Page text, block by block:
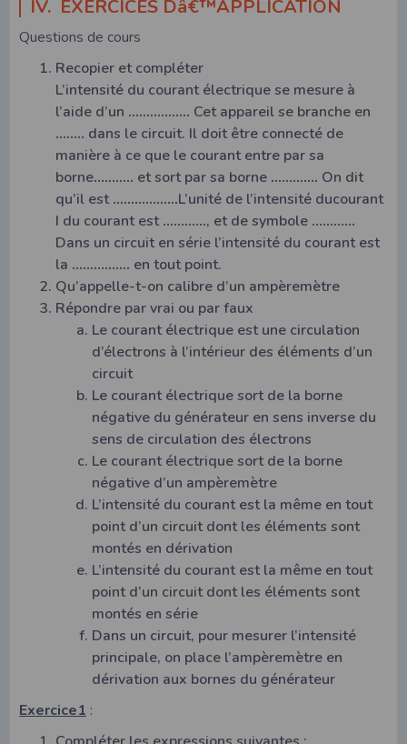
IV. EXERCICES Dâ€™APPLICATION
Questions de cours
Recopier et compléter
L’intensité du courant électrique se mesure à
l’aide d’un …………….. Cet appareil se branche en
…….. dans le circuit. Il doit être connecté de
manière à ce que le courant entre par sa
borne……….. et sort par sa borne …………. On dit
qu’il est………………L’unité de l’intensité ducourant
I du courant est…………, et de symbole …………
Dans un circuit en série l’intensité du courant est
la ……………. en tout point.
Qu’appelle-t-on calibre d’un ampèremètre
Répondre par vrai ou par faux
Le courant électrique est une circulation
d’électrons à l’intérieur des éléments d’un
circuit
Le courant électrique sort de la borne
négative du générateur en sens inverse du
sens de circulation des électrons
Le courant électrique sort de la borne
négative d’un ampèremètre
L’intensité du courant est la même en tout
point d’un circuit dont les éléments sont
montés en dérivation
L’intensité du courant est la même en tout
point d’un circuit dont les éléments sont
montés en série
Dans un circuit, pour mesurer l’intensité
principale, on place l’ampèremètre en
dérivation aux bornes du générateur
Exercice1 :